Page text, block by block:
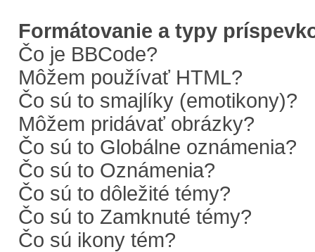
Formátovanie a typy
Čo je BBCode?
Môžem používať HTML?
Čo sú to smajlíky (emotikony)?
Môžem pridávať obrázky?
Čo sú to Globálne oznámenia?
Čo sú to Oznámenia?
Čo sú to dôležité témy?
Čo sú to Zamknuté témy?
Čo sú ikony tém?